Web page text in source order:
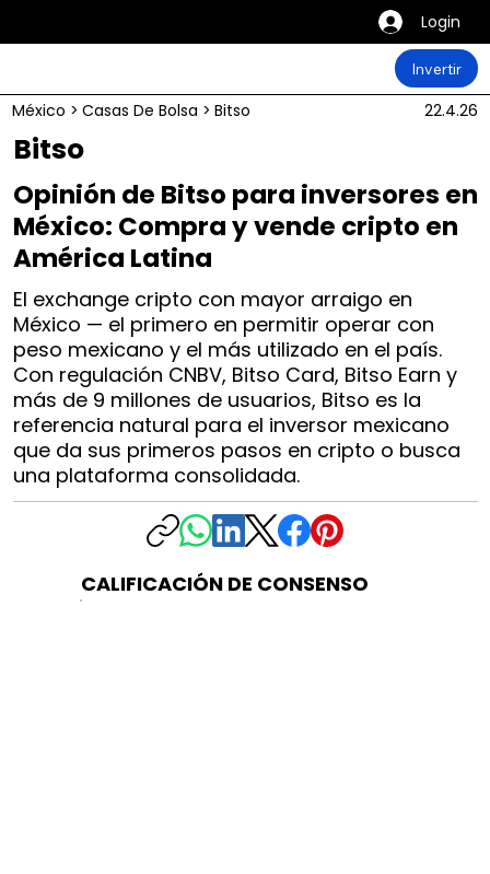
Login
Invertir
México > Casas De Bolsa > Bitso 22.4.26
Bitso
Opinión de Bitso para inversores en
México: Compra y vende cripto en
América Latina
El exchange cripto con mayor arraigo en
México — el primero en permitir operar con
peso mexicano y el más utilizado en el país.
Con regulación CNBV, Bitso Card, Bitso Earn y
más de 9 millones de usuarios, Bitso es la
referencia natural para el inversor mexicano
que da sus primeros pasos en cripto o busca
una plataforma consolidada.
CALIFICACIÓN DE CONSENSO